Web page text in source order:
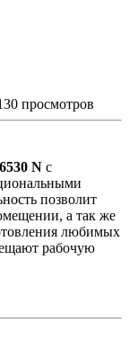
просмотров
N с
позволит
а так же
любимых
рабочую